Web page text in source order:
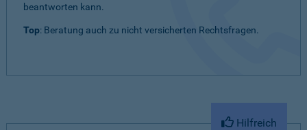
beantworten kann.
Top: Beratung auch zu nicht versicherten Rechtsfragen.
Hilfreich